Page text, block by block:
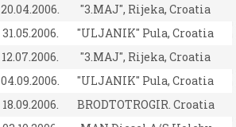
20.04.2006.
"3.MAJ", Rijeka, Croatia
31.05.2006.
"ULJANIK" Pula, Croatia
12.07.2006.
"3.MAJ", Rijeka, Croatia
04.09.2006.
"ULJANIK" Pula, Croatia
18.09.2006.
BRODTOTROGIR. Croatia